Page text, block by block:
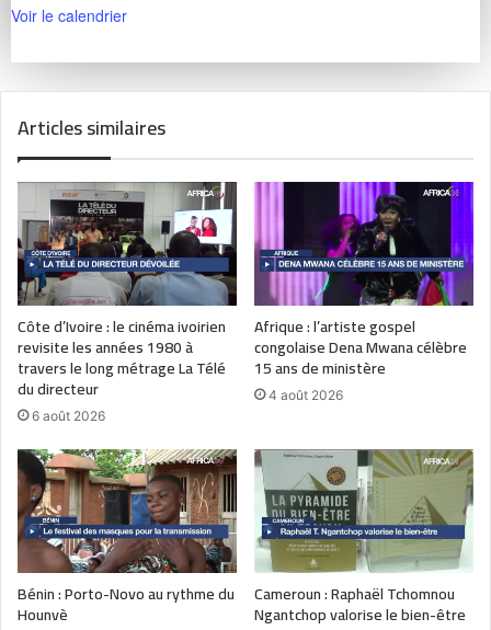
Voir le calendrier
Articles similaires
Côte d’Ivoire : le cinéma ivoirien
revisite les années 1980 à
travers le long métrage La Télé
du directeur
6 août 2026
Afrique : l’artiste gospel
congolaise Dena Mwana célèbre
15 ans de ministère
4 août 2026
Bénin : Porto-Novo au rythme du
Hounvè
Cameroun : Raphaël Tchomnou
Ngantchop valorise le bien-être